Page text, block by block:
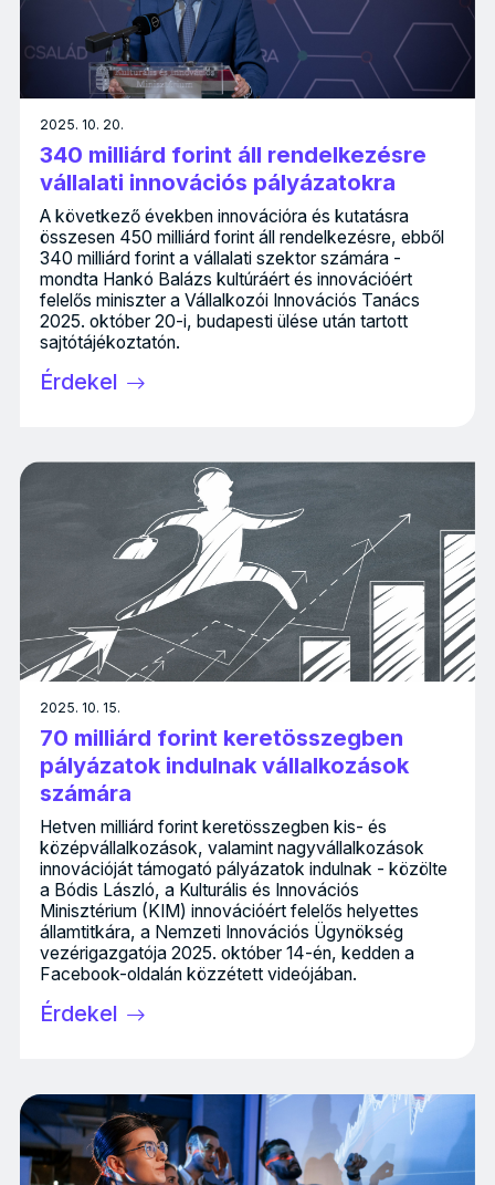
2025. 10. 20.
340 milliárd forint áll rendelkezésre
vállalati innovációs pályázatokra
A következő években innovációra és kutatásra
összesen 450 milliárd forint áll rendelkezésre, ebből
340 milliárd forint a vállalati szektor számára -
mondta Hankó Balázs kultúráért és innovációért
felelős miniszter a Vállalkozói Innovációs Tanács
2025. október 20-i, budapesti ülése után tartott
sajtótájékoztatón.
Érdekel
2025. 10. 15.
70 milliárd forint keretösszegben
pályázatok indulnak vállalkozások
számára
Hetven milliárd forint keretösszegben kis- és
középvállalkozások, valamint nagyvállalkozások
innovációját támogató pályázatok indulnak - közölte
a Bódis László, a Kulturális és Innovációs
Minisztérium (KIM) innovációért felelős helyettes
államtitkára, a Nemzeti Innovációs Ügynökség
vezérigazgatója 2025. október 14-én, kedden a
Facebook-oldalán közzétett videójában.
Érdekel